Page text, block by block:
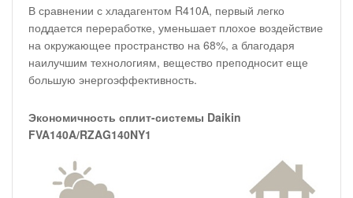
В сравнении с хладагентом R410A, первый легко
поддается переработке, уменьшает плохое воздействие
на окружающее пространство на 68%, а благодаря
наилучшим технологиям, вещество преподносит еще
большую энергоэффективность.
Экономичность сплит-системы Daikin
FVA140A/RZAG140NY1